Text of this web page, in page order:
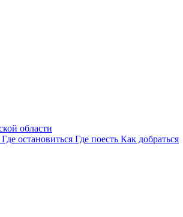
Где остановиться Где поесть Как добраться